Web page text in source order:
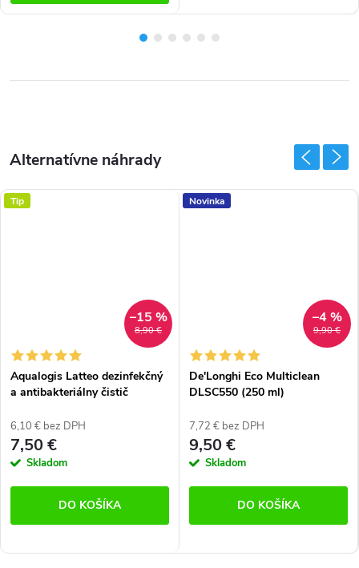
Tip
8,90 €
–15 %
Aqualogis Latteo dezinfekčný
a antibakteriálny čistič
6,10 € bez DPH
7,50 €
Skladom
DO KOŠÍKA
Novinka
9,90 €
–4 %
De'Longhi Eco Multiclean
DLSC550 (250 ml)
7,72 € bez DPH
9,50 €
Skladom
DO KOŠÍKA